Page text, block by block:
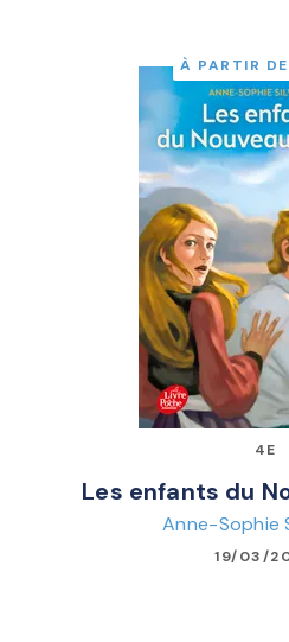
À PARTIR
4E
Les enfants du
Anne-Sophie
19/03/